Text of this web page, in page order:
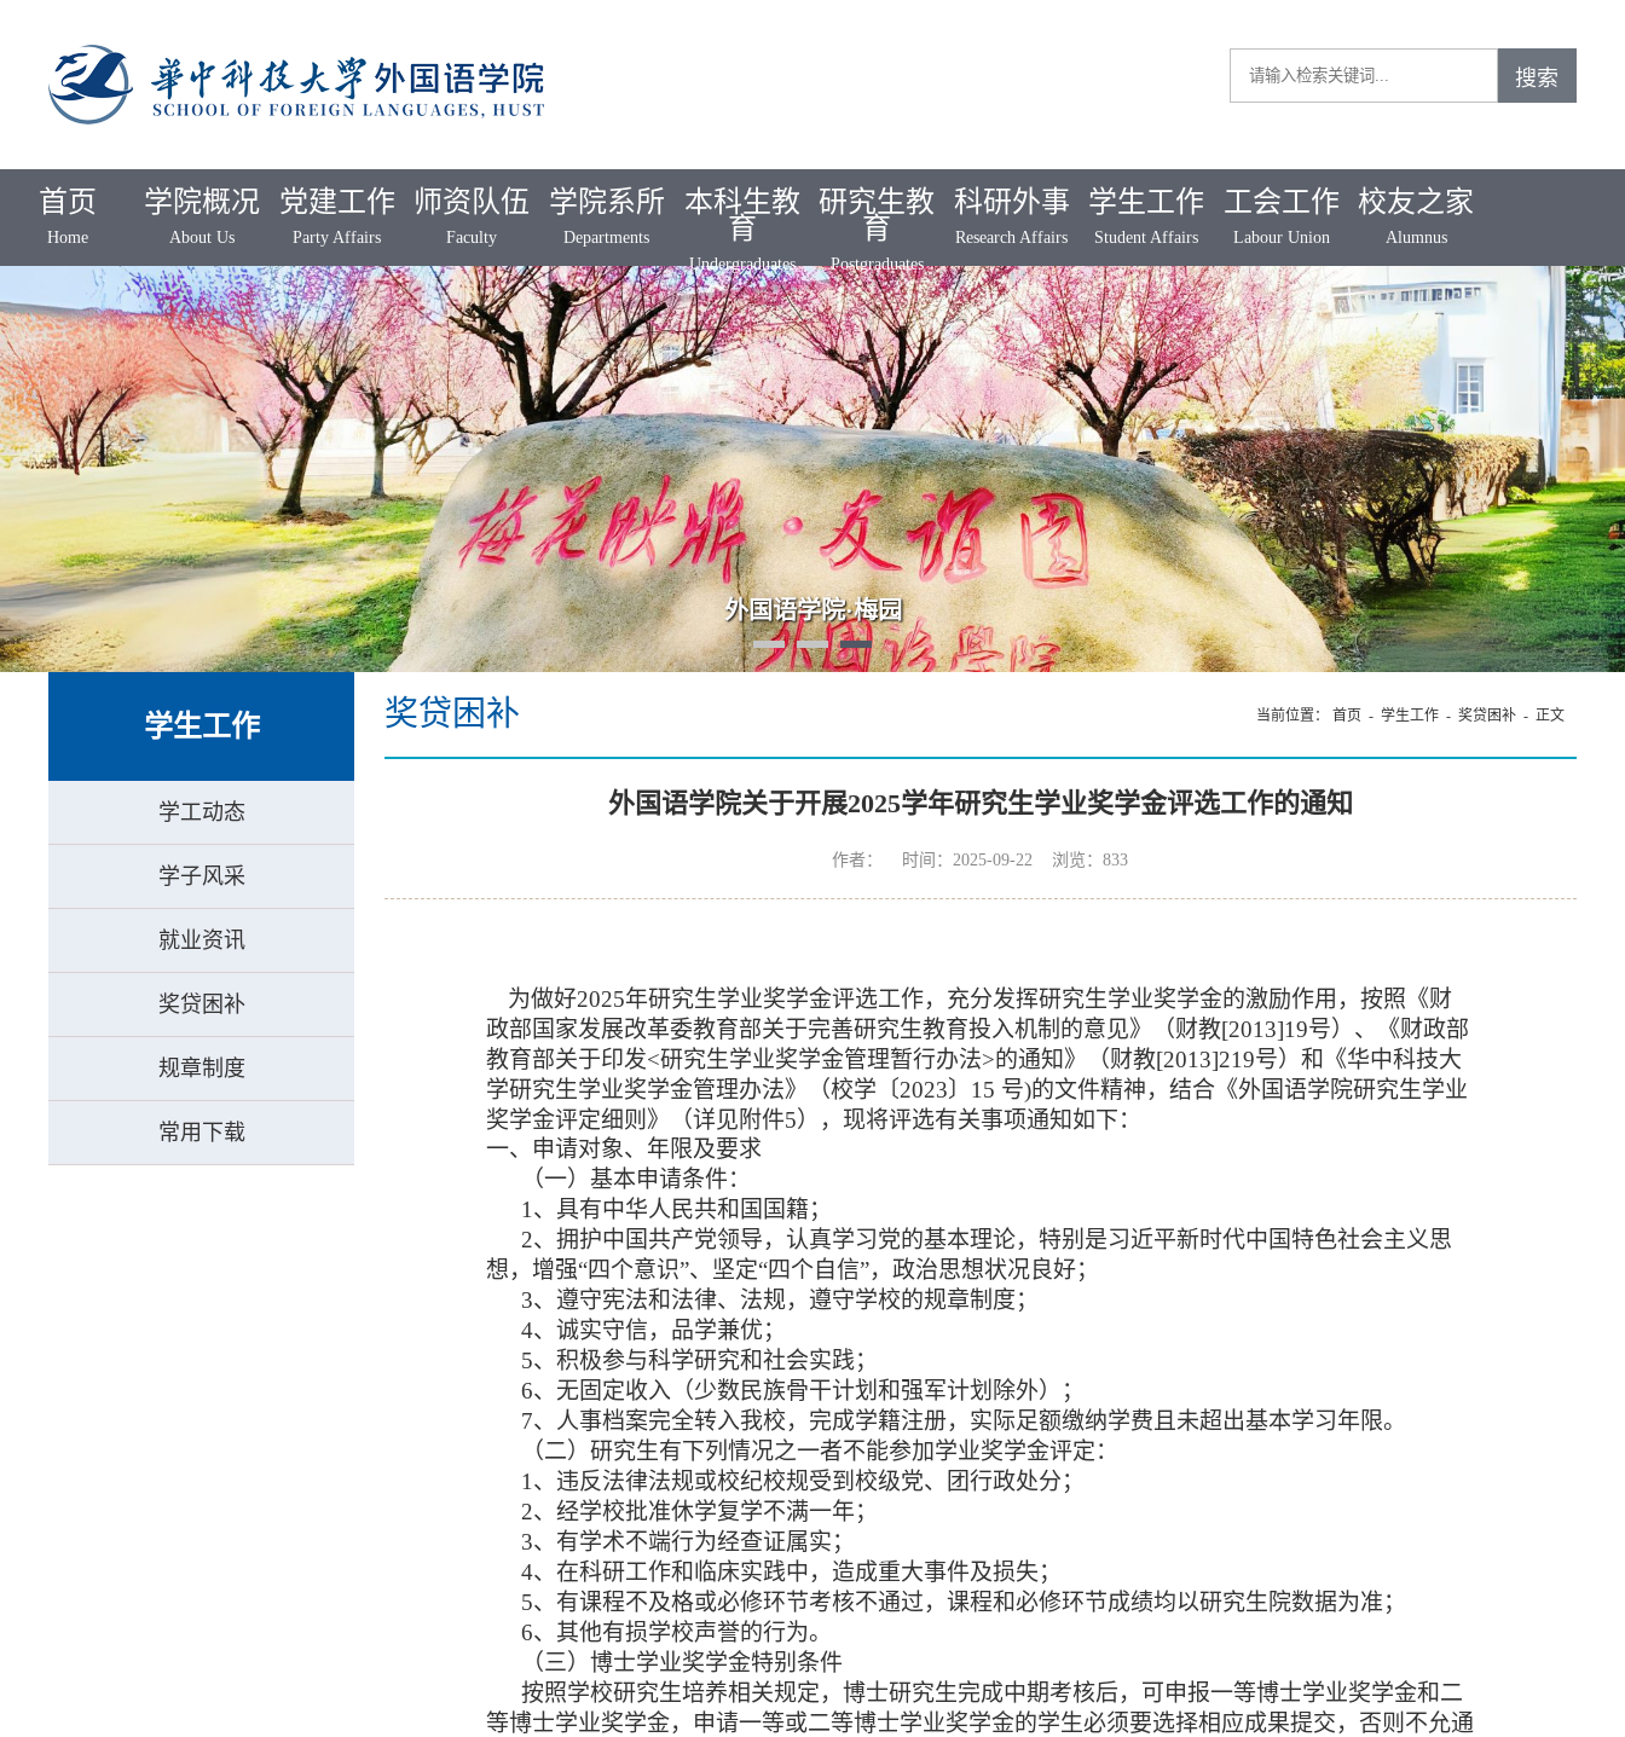
首页
Home
学院概况
About Us
党建工作
Party Affairs
师资队伍
Faculty
学院系所
Departments
本科生教
育
Undergraduates
研究生教
育
Postgraduates
科研外事
Research Affairs
学生工作
Student Affairs
工会工作
Labour Union
校友之家
Alumnus
外国语学院·梅园
学生工作
学工动态
学子风采
就业资讯
奖贷困补
规章制度
常用下载
奖贷困补 当前位置： 首页 - 学生工作- 奖贷困补- 正文
外国语学院关于开展2025学年研究生学业奖学金评选工作的通知
作者： 时间：2025-09-22 浏览：833
为做好2025年研究生学业奖学金评选工作，充分发挥研究生学业奖学金的激励作用，按照《财
政部国家发展改革委教育部关于完善研究生教育投入机制的意见》（财教[2013]19号）、《财政部
教育部关于印发<研究生学业奖学金管理暂行办法>的通知》（财教[2013]219号）和《华中科技大
学研究生学业奖学金管理办法》（校学〔2023〕15 号)的文件精神，结合《外国语学院研究生学业
奖学金评定细则》（详见附件5），现将评选有关事项通知如下：
一、申请对象、年限及要求
（一）基本申请条件：
1、具有中华人民共和国国籍；
2、拥护中国共产党领导，认真学习党的基本理论，特别是习近平新时代中国特色社会主义思
想，增强“四个意识”、坚定“四个自信”，政治思想状况良好；
3、遵守宪法和法律、法规，遵守学校的规章制度；
4、诚实守信，品学兼优；
5、积极参与科学研究和社会实践；
6、无固定收入（少数民族骨干计划和强军计划除外）；
7、人事档案完全转入我校，完成学籍注册，实际足额缴纳学费且未超出基本学习年限。
（二）研究生有下列情况之一者不能参加学业奖学金评定：
1、违反法律法规或校纪校规受到校级党、团行政处分；
2、经学校批准休学复学不满一年；
3、有学术不端行为经查证属实；
4、在科研工作和临床实践中，造成重大事件及损失；
5、有课程不及格或必修环节考核不通过，课程和必修环节成绩均以研究生院数据为准；
6、其他有损学校声誉的行为。
（三）博士学业奖学金特别条件
按照学校研究生培养相关规定，博士研究生完成中期考核后，可申报一等博士学业奖学金和二
等博士学业奖学金， 申请一等或二等博士学业奖学金的学生必须要选择相应成果提交，否则不允通